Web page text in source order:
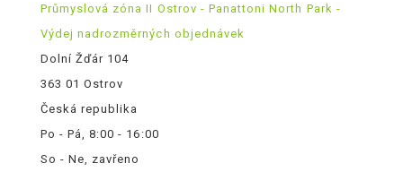
Průmyslová zóna II Ostrov - Panattoni North Park -
Výdej nadrozměrných objednávek
Dolní Žďár 104
363 01 Ostrov
Česká republika
Po - Pá, 8:00 - 16:00
So - Ne, zavřeno